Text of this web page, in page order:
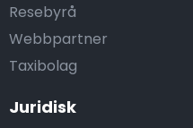
Resebyrå
Webbpartner
Taxibolag
Juridisk